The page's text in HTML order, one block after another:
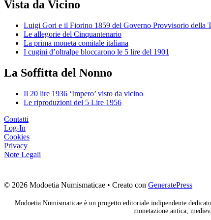
Vista da Vicino
Luigi Gori e il Fiorino 1859 del Governo Provvisorio della
Le allegorie del Cinquantenario
La prima moneta comitale italiana
I cugini d’oltralpe bloccarono le 5 lire del 1901
La Soffitta del Nonno
Il 20 lire 1936 ‘Impero’ visto da vicino
Le riproduzioni del 5 Lire 1956
Contatti
Log-In
Cookies
Privacy
Note Legali
© 2026 Modoetia Numismaticae • Creato con GeneratePress
Modoetia Numismaticae è un progetto editoriale indipendente
monetazione antica,